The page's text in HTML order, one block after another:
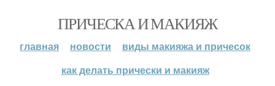
ПРИЧЕСКА И МАКИЯЖ
главная новости
виды макияжа и причесок
как делать прически и макияж